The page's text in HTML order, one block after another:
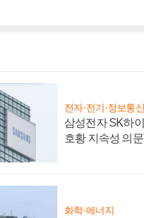
전자·전기·정보통신
삼성전자 SK하
호황 지속성 의
화학·에너지